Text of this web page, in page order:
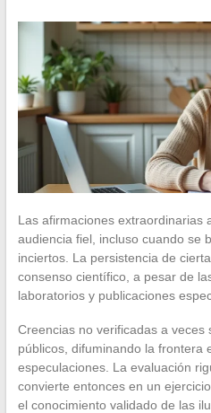
Las afirmaciones extraordinarias
audiencia fiel, incluso cuando se
inciertos. La persistencia de
consenso científico, a pesar de
laboratorios y publicaciones
Creencias no verificadas a veces
públicos, difuminando la frontera
especulaciones. La evaluación
convierte entonces en un
el conocimiento validado de las